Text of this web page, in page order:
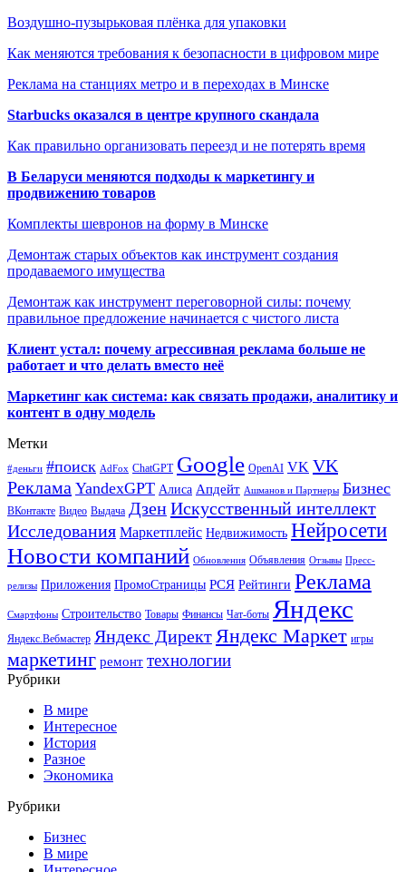
Воздушно-пузырьковая плёнка для упаковки
Как меняются требования к безопасности в цифровом мире
Реклама на станциях метро и в переходах в Минске
Starbucks оказался в центре крупного скандала
Как правильно организовать переезд и не потерять время
В Беларуси меняются подходы к маркетингу и
продвижению товаров
Комплекты шевронов на форму в Минске
Демонтаж старых объектов как инструмент создания
продаваемого имущества
Демонтаж как инструмент переговорной силы: почему
правильное предложение начинается с чистого листа
Клиент устал: почему агрессивная реклама больше не
работает и что делать вместо неё
Маркетинг как система: как связать продажи, аналитику и
контент в одну модель
Метки
#деньги #поиск AdFox ChatGPT Google OpenAI VK VK
Реклама YandexGPT Алиса Апдейт Ашманов и Партнеры Бизнес
ВКонтакте Видео Выдача ДзенИскусственный интеллект
Исследования Маркетплейс Недвижимость Нейросети
Новости компаний Обновления Объявления Отзывы Пресс-
релизы Приложения ПромоСтраницы РСЯ Рейтинги Реклама
Смартфоны Строительство Товары Финансы Чат-боты Яндекс
Яндекс.Вебмастер Яндекс Директ Яндекс Маркет игры
маркетинг ремонт технологии
Рубрики
В мире
Интересное
История
Разное
Экономика
Рубрики
Бизнес
В мире